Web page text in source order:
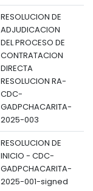
RESOLUCION DE
ADJUDICACION
DEL PROCESO DE
CONTRATACION
DIRECTA
RESOLUCION RA-
CDC-
GADPCHACARITA-
2025-003
RESOLUCION DE
INICIO - CDC-
GADPCHACARITA-
2025-001-signed